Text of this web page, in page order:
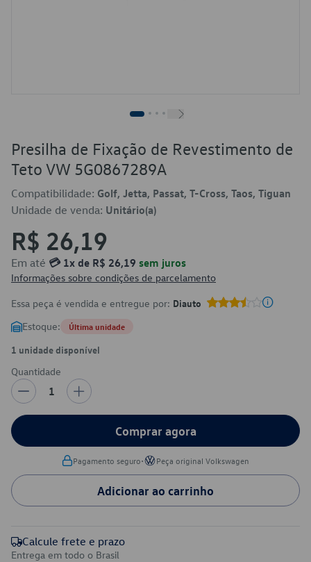
Presilha de Fixação de Revestimento de
Teto VW 5G0867289A
Compatibilidade: Golf, Jetta, Passat, T-Cross, Taos, Tiguan
Unidade de venda: Unitário(a)
R$ 26,19
Em até 💳 1x de R$ 26,19 sem juros
Informações sobre condições de parcelamento
Essa peça é vendida e entregue por: Diauto
Estoque: Última unidade
1 unidade disponível
Quantidade
1
Comprar agora
Pagamento seguro• Peça original Volkswagen
Adicionar ao carrinho
Calcule frete e prazo
Entrega em todo o Brasil